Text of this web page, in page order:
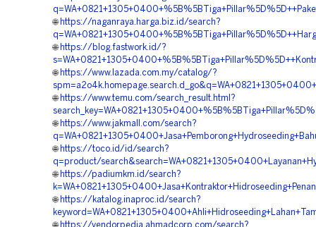
🌐 https://naganraya.harga.biz.id/search?
🌐 https://blog.fastwork.id/?
🌐 https://www.lazada.com.my/catalog/?
🌐 https://www.temu.com/search_result.html?
🌐 https://www.jakmall.com/search?
🌐 https://toco.id/id/search?
q=product/
🌐 https://padiumkm.id/search?
🌐 https://katalog.inaproc.id/search?
🌐 https://vendorpedia.ahmadcorp.com/search?